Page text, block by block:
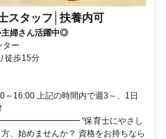
スタッフ│扶養内可
主婦さん活躍中◎
ー
徒歩15分
～16:00 上記の時間内で週3～、1日
"保育士にやさし
、始めませんか？ 資格をお持ちなら